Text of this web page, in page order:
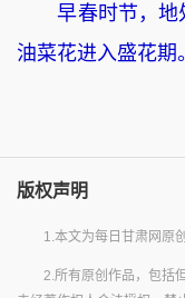
早春时节，地
油菜花进入盛花期
版权声明
1.本文为每日甘肃网原
2.所有原创作品，包括